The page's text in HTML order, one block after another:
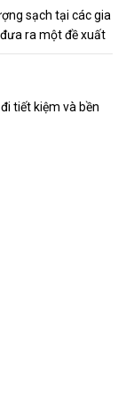
sạch tại các gia
ra một đề xuất
trời mái nhà,